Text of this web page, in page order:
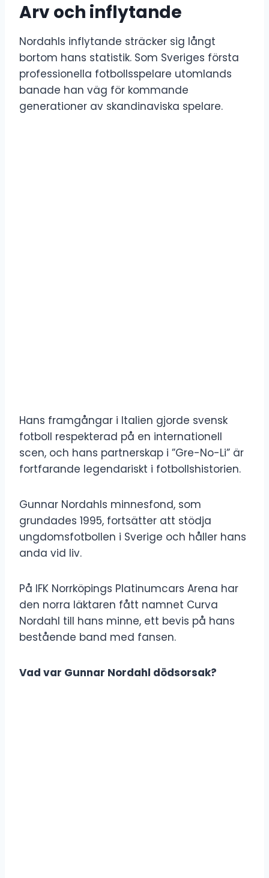
Arv och inflytande
Nordahls inflytande sträcker sig långt
bortom hans statistik. Som Sveriges första
professionella fotbollsspelare utomlands
banade han väg för kommande
generationer av skandinaviska spelare.
Hans framgångar i Italien gjorde svensk
fotboll respekterad på en internationell
scen, och hans partnerskap i ”Gre-No-Li” är
fortfarande legendariskt i fotbollshistorien.
Gunnar Nordahls minnesfond, som
grundades 1995, fortsätter att stödja
ungdomsfotbollen i Sverige och håller hans
anda vid liv.
På IFK Norrköpings Platinumcars Arena har
den norra läktaren fått namnet Curva
Nordahl till hans minne, ett bevis på hans
bestående band med fansen.
Vad var Gunnar Nordahl dödsorsak?